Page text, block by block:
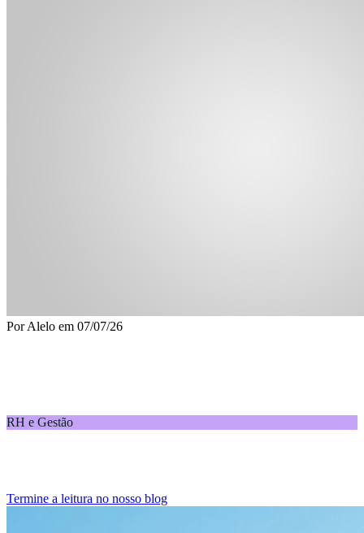
PorAlelo em 07/07/26
RH e Gestão
Termine a leitura no nosso blog